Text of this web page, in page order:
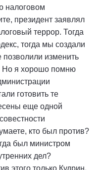
налоговом
президент заявлял
террор. Тогда
тогда мы создали
изменить
Но я хорошо помню
готовить те
еще одной
кто был против?
был министром
дел?